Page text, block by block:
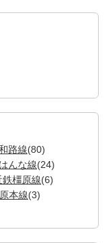
路線(80)
んな線(24)
鉄橿原線(6)
本線(3)